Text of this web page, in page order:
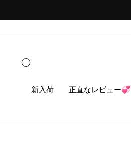
ン
新入荷 正直なレビュー💞